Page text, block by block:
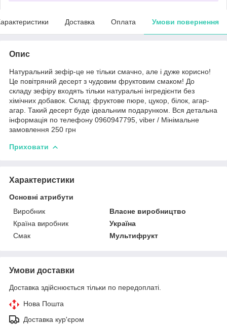
Доставка Оплата Умови повернення
Опис
Натуральний зефір-це не тільки смачно, але і дуже корисно!
Це повітряний десерт з чудовим фруктовим смаком! До
складу зефіру входять тільки натуральні інгредієнти без
хімічних добавок. Склад: фруктове пюре, цукор, білок, агар-
агар. Такий десерт буде ідеальним подарунком. Вся детальна
інформація по телефону 0960947795, viber / Мінімальне
замовлення 250 грн
Приховати
Характеристики
Основні атрибути
Виробник
Власне виробництво
Країна виробник
Україна
Смак
Мультифрукт
Умови доставки
Доставка здійснюється тільки по передоплаті.
Нова Пошта
Доставка кур'єром